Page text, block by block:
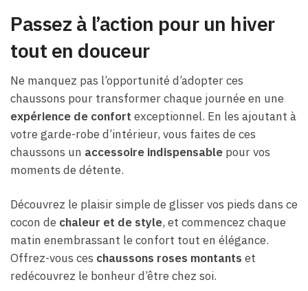
Passez à l’action pour un hiver
tout en douceur
Ne manquez pas l’opportunité d’adopter ces
chaussons pour transformer chaque journée en une
expérience de confort exceptionnel. En les ajoutant à
votre garde-robe d’intérieur, vous faites de ces
chaussons un accessoire indispensable pour vos
moments de détente.
Découvrez le plaisir simple de glisser vos pieds dans ce
cocon de chaleur et de style, et commencez chaque
matin enembrassant le confort tout en élégance.
Offrez-vous ces chaussons roses montants et
redécouvrez le bonheur d’être chez soi.